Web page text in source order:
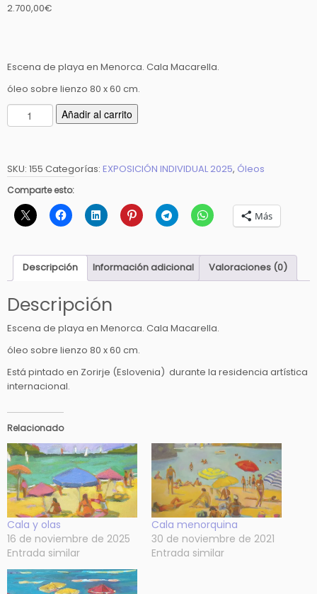
2.700,00€
Escena de playa en Menorca. Cala Macarella.
óleo sobre lienzo 80 x 60 cm.
T
u
u
e
a
s
c
a
n
i
d
d
Añadir al carrito
SKU: 155 Categorías: EXPOSICIÓN INDIVIDUAL 2025, Óleos
Comparte esto:
Más
Descripción Información adicional Valoraciones (0)
Descripción
Escena de playa en Menorca. Cala Macarella.
óleo sobre lienzo 80 x 60 cm.
Está pintado en Zorirje (Eslovenia) durante la residencia artística
internacional.
Relacionado
Cala y olas
16 de noviembre de 2025
Entrada similar
Cala menorquina
30 de noviembre de 2021
Entrada similar